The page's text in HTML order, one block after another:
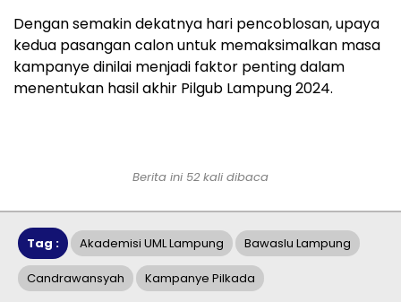
Dengan semakin dekatnya hari pencoblosan, upaya
kedua pasangan calon untuk memaksimalkan masa
kampanye dinilai menjadi faktor penting dalam
menentukan hasil akhir Pilgub Lampung 2024.
Berita ini 52 kali dibaca
Tag : Akademisi UML Lampung Bawaslu Lampung
Candrawansyah Kampanye Pilkada